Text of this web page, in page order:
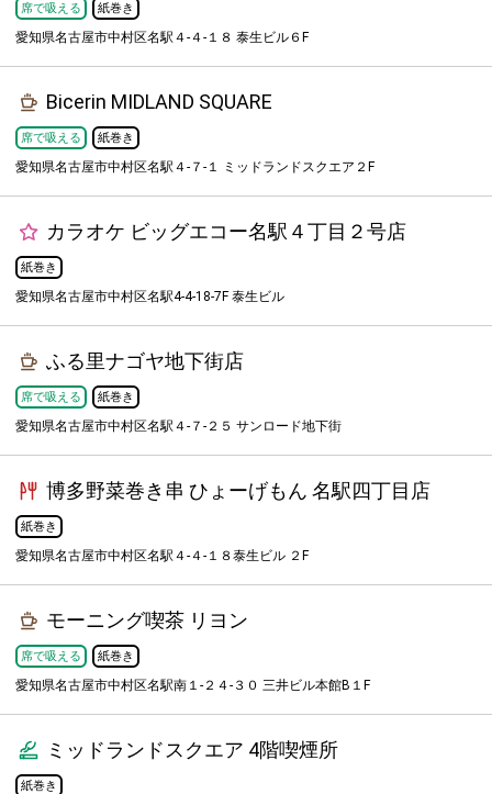
席で吸える 紙巻き
愛知県名古屋市中村区名駅４-４-１８ 泰生ビル６F
Bicerin MIDLAND SQUARE
席で吸える 紙巻き
愛知県名古屋市中村区名駅４-７-１ ミッドランドスクエア２F
カラオケ ビッグエコー名駅４丁目２号店
紙巻き
愛知県名古屋市中村区名駅4-4-18-7F 泰生ビル
ふる里ナゴヤ地下街店
席で吸える 紙巻き
愛知県名古屋市中村区名駅４-７-２５ サンロード地下街
博多野菜巻き串 ひょーげもん 名駅四丁目店
紙巻き
愛知県名古屋市中村区名駅４-４-１８泰生ビル ２F
モーニング喫茶 リヨン
席で吸える 紙巻き
愛知県名古屋市中村区名駅南１-２４-３０ 三井ビル本館B１F
ミッドランドスクエア 4階喫煙所
紙巻き